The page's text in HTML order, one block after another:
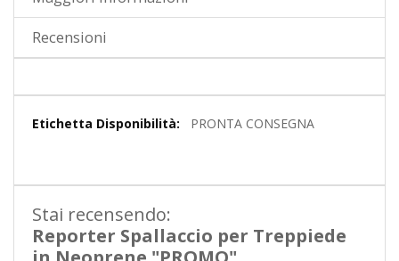
Recensioni
Maggiori
PRONTA CONSEGNA
Stai recensendo:
Reporter Spallaccio per Treppiede